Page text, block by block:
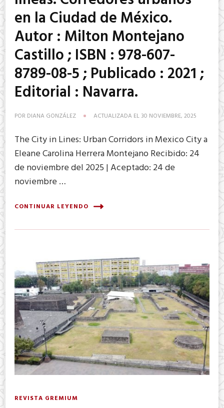
en la Ciudad de México.
Autor : Milton Montejano
Castillo ; ISBN : 978-607-
8789-08-5 ; Publicado : 2021 ;
Editorial : Navarra.
POR DIANA GONZÁLEZ ACTUALIZADA EL 30 NOVIEMBRE, 2025
The City in Lines: Urban Corridors in Mexico City a
Eleane Carolina Herrera Montejano Recibido: 24
de noviembre del 2025 | Aceptado: 24 de
noviembre …
CONTINUAR LEYENDO
REVISTA GREMIUM